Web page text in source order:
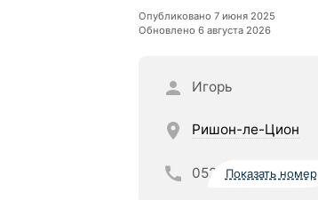
Опубликовано 7 июня 2025
Обновлено 6 августа 2026
Игорь
Ришон-ле-Цион
052 Показать номер